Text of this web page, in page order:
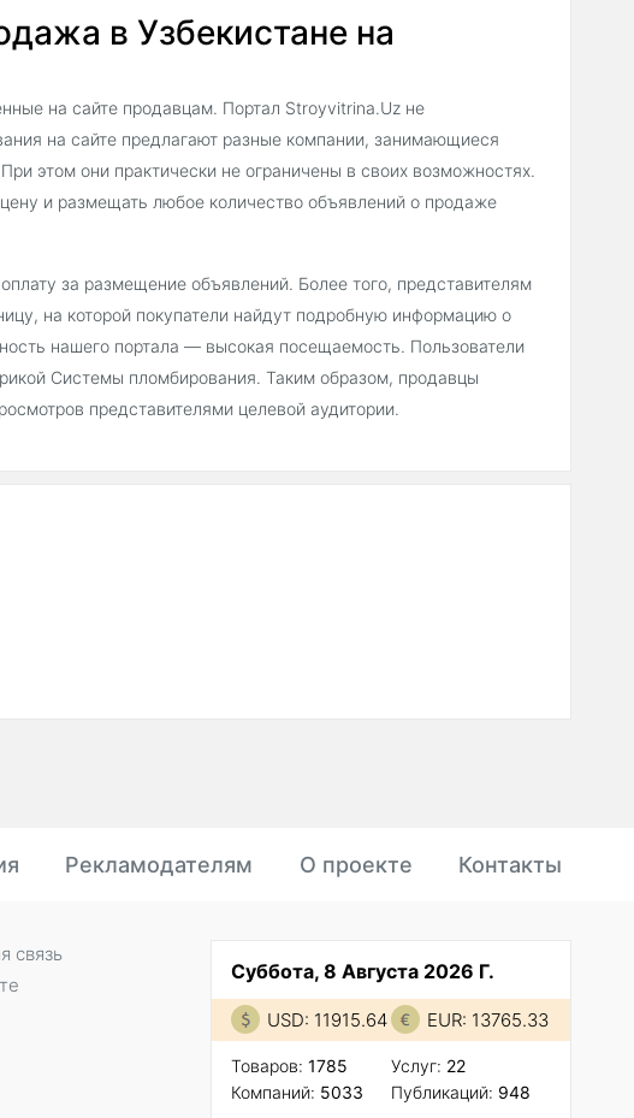
в Узбекистане на
на сайте продавцам. Портал Stroyvitrina.Uz не
на сайте предлагают разные компании, занимающиеся
этом они практически не ограничены в своих возможностях.
и размещать любое количество объявлений о продаже
за размещение объявлений. Более того, представителям
на которой покупатели найдут подробную информацию о
нашего портала — высокая посещаемость. Пользователи
Системы пломбирования. Таким образом, продавцы
представителями целевой аудитории.
Рекламодателям О проекте Контакты
Суббота, 8 Августа 2026 Г.
USD: 11915.64 EUR: 13765.33
Товаров: 1785
Компаний: 5033
Услуг: 22
Публикаций: 948
связь